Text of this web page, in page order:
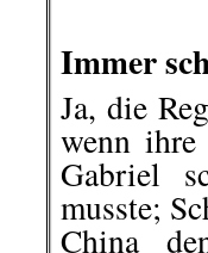
Immer
Ja, die
wenn
Gabriel
musste;
China